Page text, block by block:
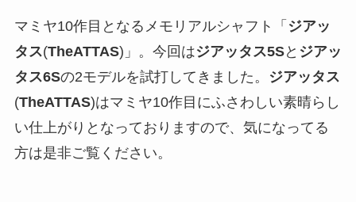
マミヤ10作目となるメモリアルシャフト「 ジアッ
タス(TheATTAS)」。今回はジアッタス5Sと ジアッ
タス6Sの2モデルを試打してきました。
ジアッタス
(TheATTAS)はマミヤ10作目にふさわしい素晴らし
い仕上がりとなっておりますので、気になってる
方は是非ご覧ください。